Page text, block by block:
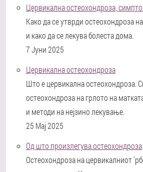
Цервикална остеохондроза,
Како да се утврди остеохондроза
и како да се лекува болеста дома.
7 Јуни 2025
Цервикална остеохондроза
Што е цервикална остеохондроза.
остеохондроза на грлото на
и методи на нејзино лекување.
25 Мај 2025
Од што произлегува остеохондроза
Остеохондроза на цервикалниот